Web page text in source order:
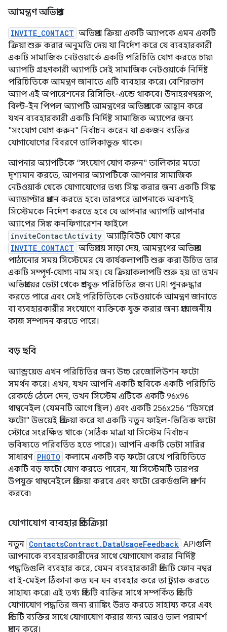
আমন্ত্রণ অভিপ্রায়
INVITE_CONTACT অভিপ্রায় ক্রিয়া একটি অ্যাপকে এমন একটি
ক্রিয়া শুরু করার অনুমতি দেয় যা নির্দেশ করে যে ব্যবহারকারী
একটি সামাজিক নেটওয়ার্কে একটি পরিচিতি যোগ করতে চায়৷
অ্যাপটি গ্রহণকারী অ্যাপটি সেই সামাজিক নেটওয়ার্কে নির্দিষ্ট
পরিচিতিকে আমন্ত্রণ জানাতে এটি ব্যবহার করে। বেশিরভাগ
অ্যাপ এই অপারেশনের রিসিভিং-এন্ডে থাকবে। উদাহরণস্বরূপ,
বিল্ট-ইন পিপল অ্যাপটি আমন্ত্রণের অভিপ্রায়কে আহ্বান করে
যখন ব্যবহারকারী একটি নির্দিষ্ট সামাজিক অ্যাপের জন্য
"সংযোগ যোগ করুন" নির্বাচন করেন যা একজন ব্যক্তির
যোগাযোগের বিবরণে তালিকাভুক্ত থাকে।
আপনার অ্যাপটিকে "সংযোগ যোগ করুন" তালিকার মতো
দৃশ্যমান করতে, আপনার অ্যাপটিকে আপনার সামাজিক
নেটওয়ার্ক থেকে যোগাযোগের তথ্য সিঙ্ক করার জন্য একটি সিঙ্ক
অ্যাডাপ্টার প্রদান করতে হবে৷ তারপরে আপনাকে অবশ্যই
সিস্টেমকে নির্দেশ করতে হবে যে আপনার অ্যাপটি আপনার
অ্যাপের সিঙ্ক কনফিগারেশন ফাইলে
inviteContactActivity অ্যাট্রিবিউট যোগ করে
INVITE_CONTACT অভিপ্রায়ে সাড়া দেয়, আমন্ত্রণের অভিপ্রায়
পাঠানোর সময় সিস্টেমের যে কার্যকলাপটি শুরু করা উচিত তার
একটি সম্পূর্ণ-যোগ্য নাম সহ। যে ক্রিয়াকলাপটি শুরু হয় তা তখন
অভিপ্রায়ের ডেটা থেকে প্রশ্নযুক্ত পরিচিতির জন্য URI পুনরুদ্ধার
করতে পারে এবং সেই পরিচিতিকে নেটওয়ার্কে আমন্ত্রণ জানাতে
বা ব্যবহারকারীর সংযোগে ব্যক্তিকে যুক্ত করার জন্য প্রয়োজনীয়
কাজ সম্পাদন করতে পারে।
বড় ছবি
অ্যান্ড্রয়েড এখন পরিচিতির জন্য উচ্চ রেজোলিউশন ফটো
সমর্থন করে। এখন, যখন আপনি একটি ছবিকে একটি পরিচিতি
রেকর্ডে ঠেলে দেন, তখন সিস্টেম এটিকে একটি 96x96
থাম্বনেইল (যেমনটি আগে ছিল) এবং একটি 256x256 "ডিসপ্লে
ফটো" উভয়েই প্রক্রিয়া করে যা একটি নতুন ফাইল-ভিত্তিক ফটো
স্টোরে সংরক্ষিত থাকে (সঠিক মাত্রা যা সিস্টেম নির্বাচন
ভবিষ্যতে পরিবর্তিত হতে পারে)। আপনি একটি ডেটা সারির
সাধারণ PHOTO কলামে একটি বড় ফটো রেখে পরিচিতিতে
একটি বড় ফটো যোগ করতে পারেন, যা সিস্টেমটি তারপর
উপযুক্ত থাম্বনেইলে প্রক্রিয়া করবে এবং ফটো রেকর্ডগুলি প্রদর্শন
করবে৷
যোগাযোগ ব্যবহার প্রতিক্রিয়া
নতুন ContactsContract.DataUsageFeedback APIগুলি
আপনাকে ব্যবহারকারীদের সাথে যোগাযোগ করার নির্দিষ্ট
পদ্ধতিগুলি ব্যবহার করে, যেমন ব্যবহারকারী প্রতিটি ফোন নম্বর
বা ই-মেইল ঠিকানা কত ঘন ঘন ব্যবহার করে তা ট্র্যাক করতে
সাহায্য করে৷ এই তথ্য প্রতিটি ব্যক্তির সাথে সম্পর্কিত প্রতিটি
যোগাযোগ পদ্ধতির জন্য র‌্যাঙ্কিং উন্নত করতে সাহায্য করে এবং
প্রতিটি ব্যক্তির সাথে যোগাযোগ করার জন্য আরও ভাল পরামর্শ
প্রদান করে।